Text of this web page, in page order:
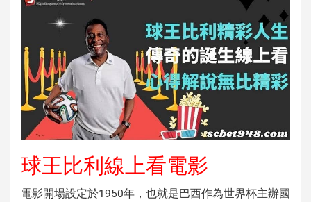
球王比利線上看電影
電影開場設定於1950年，也就是巴西作為世界杯主辦國